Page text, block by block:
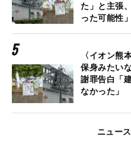
た」と主張
った可能性」
〈イオン熊
保身みたい
謝罪告白「
なかった」
ニュー